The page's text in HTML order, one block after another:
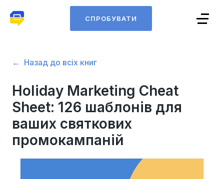
СПРОБУВАТИ
Назад до всіх книг
Holiday Marketing Cheat
Sheet: 126 шаблонів для
ваших святкових
промокампаній